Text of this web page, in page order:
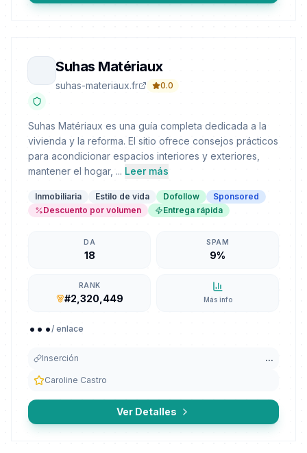
Suhas Matériaux
suhas-materiaux.fr 0.0
Suhas Matériaux es una guía completa dedicada a la
vivienda y la reforma. El sitio ofrece consejos prácticos
para acondicionar espacios interiores y exteriores,
mantener el hogar, ... Leer más
Inmobiliaria Estilo de vida Dofollow
Sponsored
Descuento por volumen
Entrega rápida
DA
18
SPAM
9%
RANK
#2,320,449 Más info
.../ enlace
Inserción ...
Caroline Castro
Ver Detalles